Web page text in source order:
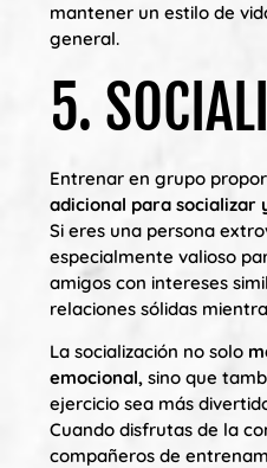
mantener un estilo de
general.
5.
Entrenar en grupo
adicional para socializar
Si eres una persona
especialmente valioso
amigos con intereses
relaciones sólidas
La socialización no solo
emocional, sino que
ejercicio sea más
Cuando disfrutas de la
compañeros de